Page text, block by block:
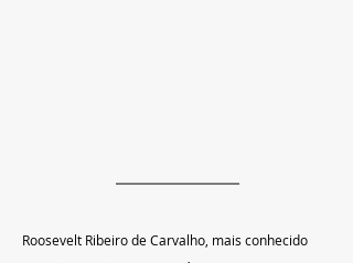
Roosevelt Ribeiro de Carvalho, mais conhecido